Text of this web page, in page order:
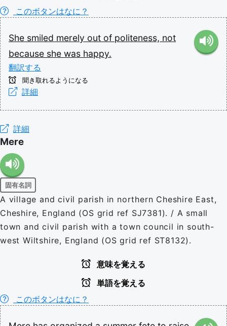
このボタンはなに？
She smiled merely out of politeness, not
because she was happy.
翻訳する
聞き取れるようになる
詳細
詳細
Mere
固有名詞
A village and civil parish in northern Cheshire East,
Cheshire, England (OS grid ref SJ7381). / A small
town and civil parish with a town council in south-
west Wiltshire, England (OS grid ref ST8132).
意味を覚える
単語を覚える
このボタンはなに？